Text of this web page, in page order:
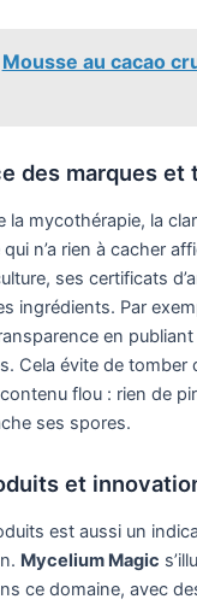
Mousse au cacao
des marques et
la mycothérapie, la
n’a rien à cacher
ses certificats
ingrédients. Par
en
Cela évite de tomber
flou : rien de
ses spores.
et
est aussi un
Mycelium Magic
ce domaine, avec